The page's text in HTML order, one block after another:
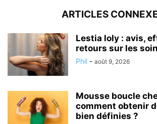
ARTICLES
Lestia loly : avis,
retours sur les
Phil - août 9, 2026
Mousse boucle
comment obtenir
bien définies ?